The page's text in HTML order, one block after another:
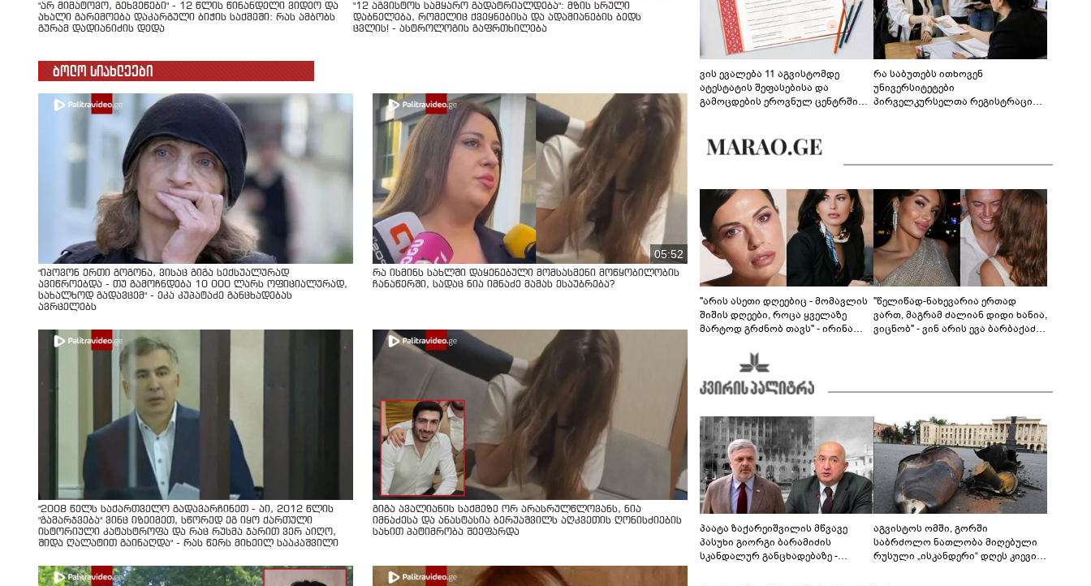
"არ მიმატოვო, გეხვეწები" - 12 წლის წინანდელი ვიდეო და
ახალი გარემოება დაკარგული ბიჭის საქმეში: რას ამბობს
გურამ დადიანიძის დედა
"12 აგვისტოს სამყარო გადატრიალდება": მზის სრული
დაბნელება, რომელიც ქვეყნებისა და ადამიანების ბედს
ცვლის! - ასტროლოგის გაფრთხილება
ბოლო სიახლეები
"იპოვონ ერთი გოგონა, ვისაც გიგა სექსუალურად
ავიწროებდა - თუ გამოჩნდება 10 000 ლარს ოფიციალურად,
სახალხოდ გადავცემ" - ეკა კუპატაძე განცხადებას
ავრცელებს
05:52
რა ისმინს სახლში დაყენებული მომსასმენი მოწყობილობის
ჩანაწერში, სადაც ნია იმნაძე მამას ესაუბრება?
"2008 წელს საქართველო გადავარჩინეთ - აი, 2012 წლის
"გამარჯვება" ვინც იზეიმეთ, სწორედ ეგ იყო ქართული
ისტორიული კატასტროფა და რაც რუსმა ჯარით ვერ აიღო,
შიდა ღალატით გაინაღდა" - რას წერს მიხეილ სააკაშვილი
გიგა ავალიანის საქმეზე ორ არასრულწლოვანს, ნია
იმნაძესა და ანასტასია ბერუაშვილს აღკვეთის ღონისძიების
სახით პატიმრობა შეეფარდა
ვის ევალება 11 აგვისტომდე
ატესტატის შეფასებისა და
გამოცდების ეროვნულ ცენტრში
რა საბუთებს ითხოვენ
უნივერსიტეტები
პირველკურსელთა რეგისტრაციის
"არის ასეთი დღეებიც - მომავლის
შიშის დღეები, როცა ყველაზე
მარტოდ გრძნობ თავს" - ირინა
"წელიწად-ნახევარია ერთად
ვართ, მაგრამ ძალიან დიდი ხანია,
ვიცნობ" - ვინ არის ევა ბარბაქაძის
პაატა ზაქარეიშვილის მწვავე
პასუხი გიორგი ბარამიძის
სკანდალურ განცხადებაზე -
აგვისტოს ომში, გორში
საბრძოლო ნათლობა მიღებული
რუსული „ისკანდერი“ დღეს კიევის